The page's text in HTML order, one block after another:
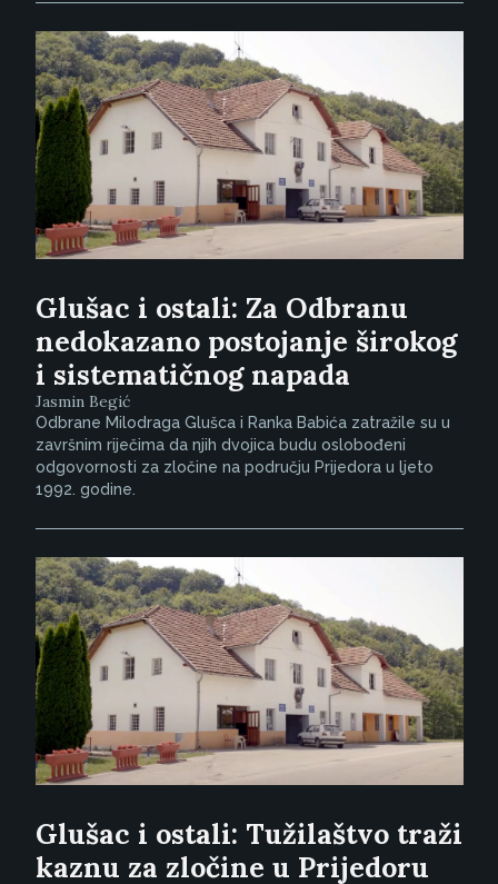
Glušac i ostali: Za Odbranu
nedokazano postojanje širokog
i sistematičnog napada
Jasmin Begić
Odbrane Milodraga Glušca i Ranka Babića zatražile su u
završnim riječima da njih dvojica budu oslobođeni
odgovornosti za zločine na području Prijedora u ljeto
1992. godine.
Glušac i ostali: Tužilaštvo traži
kaznu za zločine u Prijedoru